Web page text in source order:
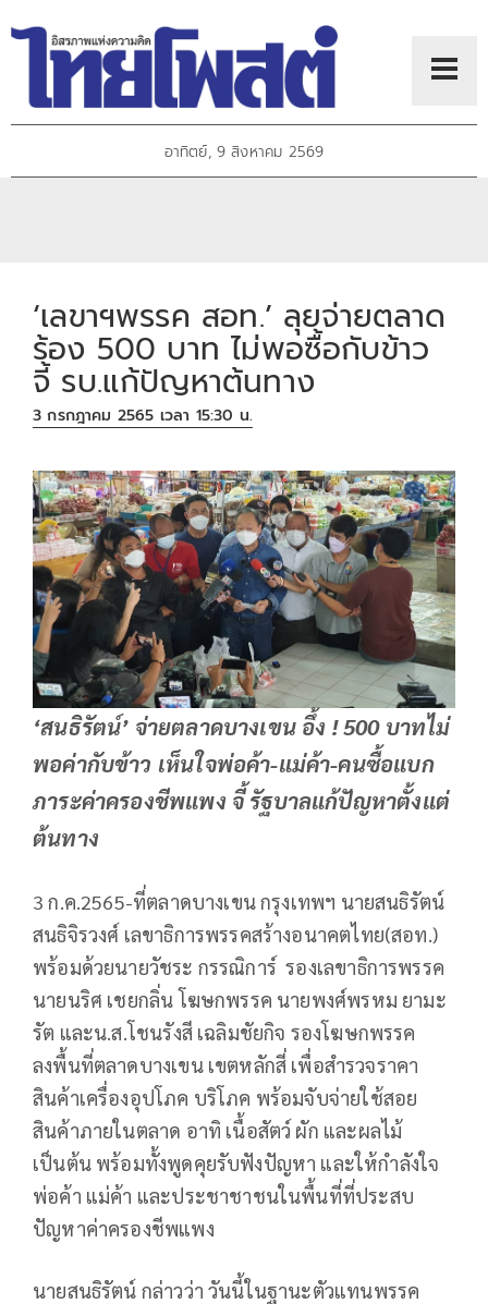
อาทิตย์, 9 สิงหาคม 2569
‘เลขาฯพรรค สอท.’ ลุยจ่ายตลาด
ร้อง 500 บาท ไม่พอซื้อกับข้าว
จี้ รบ.แก้ปัญหาต้นทาง
3 กรกฎาคม 2565 เวลา 15:30 น.
‘สนธิรัตน์’ จ่ายตลาดบางเขน อึ้ง ! 500 บาทไม่
พอค่ากับข้าว เห็นใจพ่อค้า-แม่ค้า-คนซื้อแบก
ภาระค่าครองชีพแพง จี้ รัฐบาลแก้ปัญหาตั้งแต่
ต้นทาง
3 ก.ค.2565-ที่ตลาดบางเขน กรุงเทพฯ นายสนธิรัตน์
สนธิจิรวงศ์ เลขาธิการพรรคสร้างอนาคตไทย(สอท.)
พร้อมด้วยนายวัชระ กรรณิการ์ รองเลขาธิการพรรค
นายนริศ เชยกลิ่น โฆษกพรรค นายพงศ์พรหม ยามะ
รัต และน.ส.โชนรังสี เฉลิมชัยกิจ รองโฆษกพรรค
ลงพื้นที่ตลาดบางเขน เขตหลักสี่ เพื่อสำรวจราคา
สินค้าเครื่องอุปโภค บริโภค พร้อมจับจ่ายใช้สอย
สินค้าภายในตลาด อาทิ เนื้อสัตว์ ผัก และผลไม้
เป็นต้น พร้อมทั้งพูดคุยรับฟังปัญหา และให้กำลังใจ
พ่อค้า แม่ค้า และประชาชาชนในพื้นที่ที่ประสบ
ปัญหาค่าครองชีพแพง
นายสนธิรัตน์ กล่าวว่า วันนี้ในฐานะตัวแทนพรรค